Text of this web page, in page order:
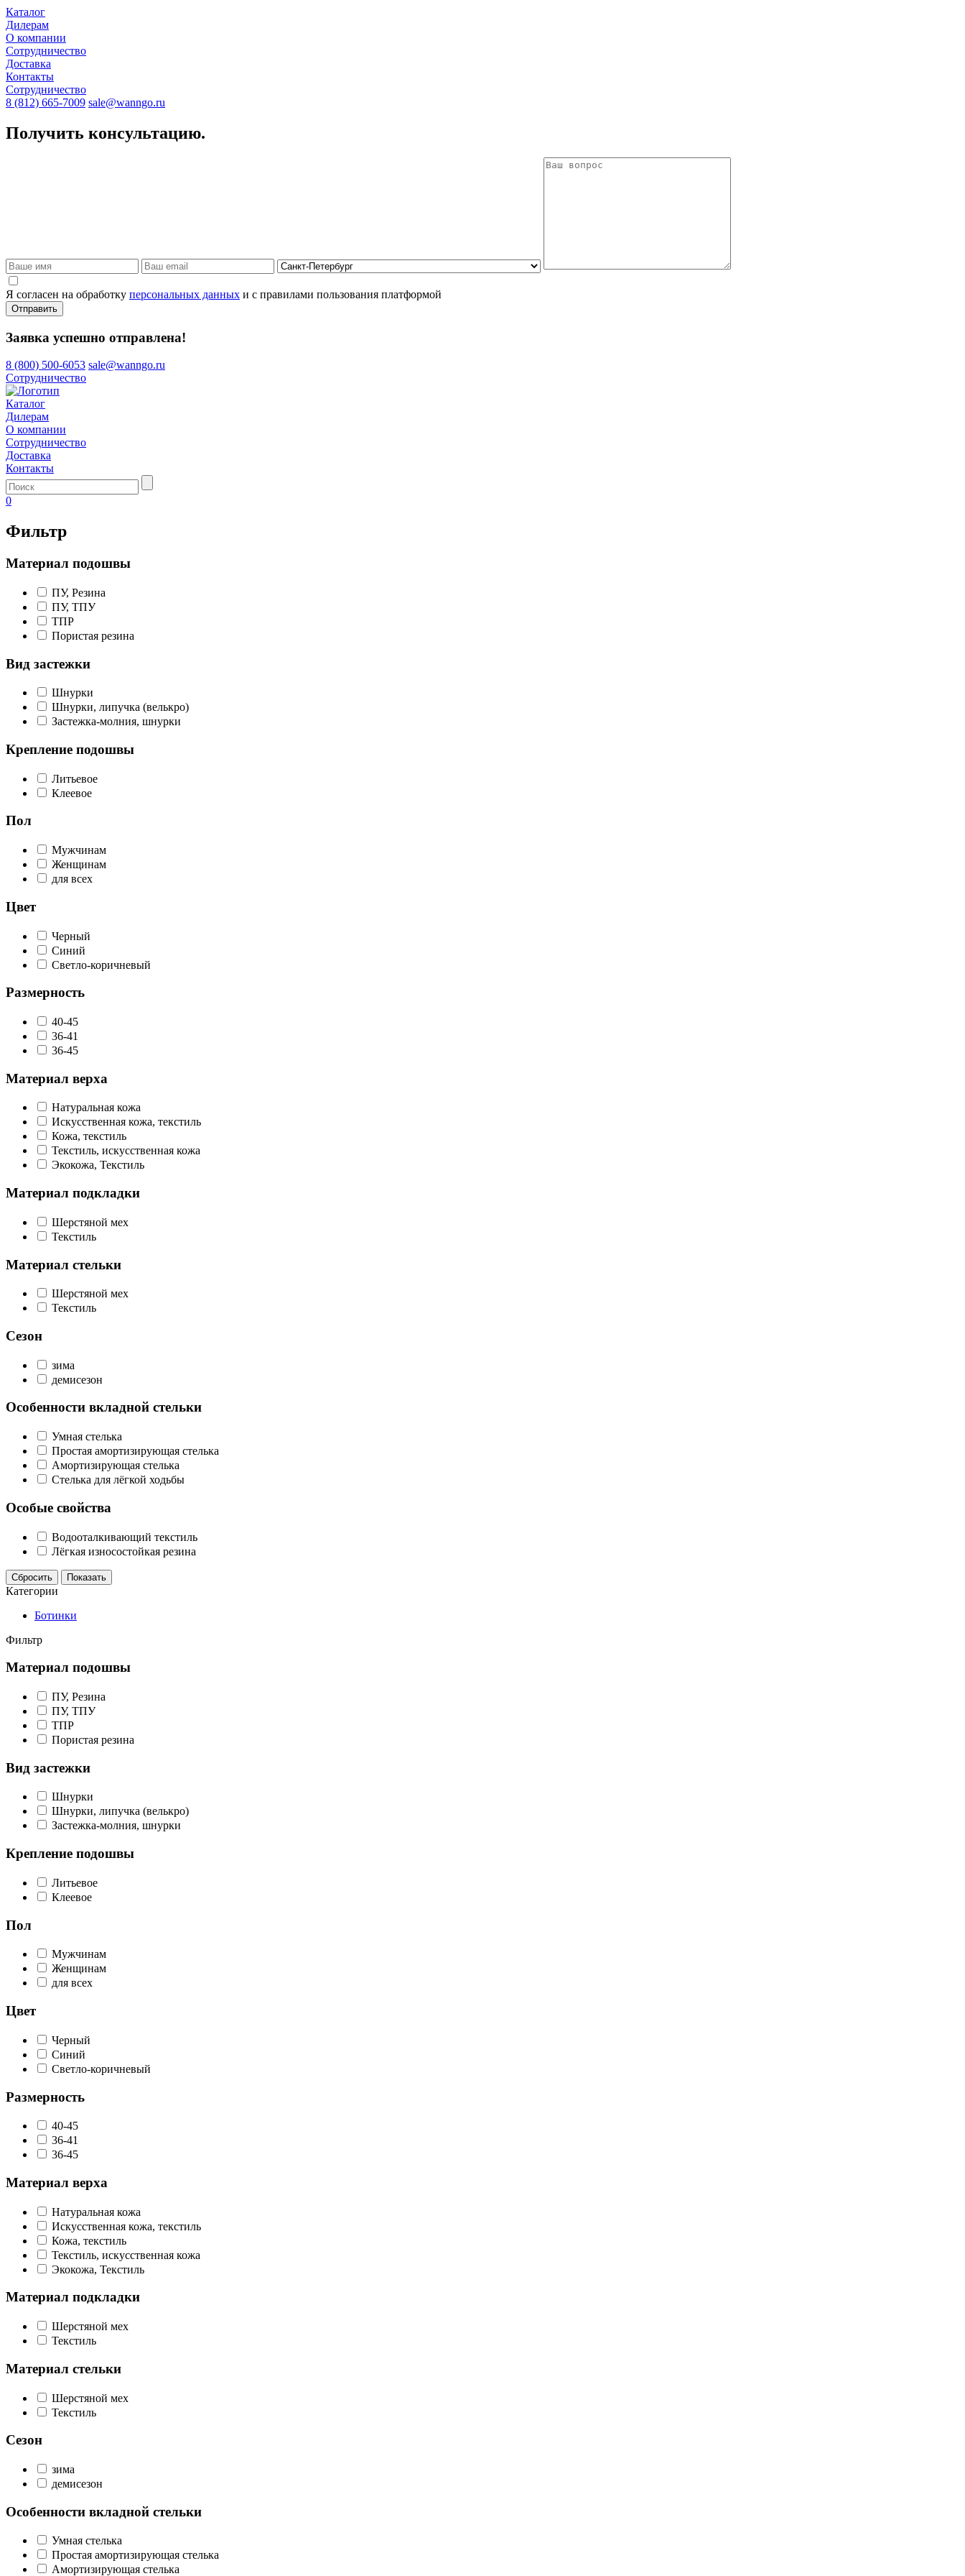
Каталог
Дилерам
О компании
Сотрудничество
Доставка
Контакты
Сотрудничество
8 (812) 665-7009 sale@wanngo.ru
Получить консультацию.
Я согласен на обработку персональных данных и с правилами пользования платформой
Отправить
Заявка успешно отправлена!
8 (800) 500-6053 sale@wanngo.ru
Сотрудничество
Каталог
Дилерам
О компании
Сотрудничество
Доставка
Контакты
0
Фильтр
Материал подошвы
ПУ, Резина
ПУ, ТПУ
ТПР
Пористая резина
Вид застежки
Шнурки
Шнурки, липучка (велькро)
Застежка-молния, шнурки
Крепление подошвы
Литьевое
Клеевое
Пол
Мужчинам
Женщинам
для всех
Цвет
Черный
Синий
Светло-коричневый
Размерность
40-45
36-41
36-45
Материал верха
Натуральная кожа
Искусственная кожа, текстиль
Кожа, текстиль
Текстиль, искусственная кожа
Экокожа, Текстиль
Материал подкладки
Шерстяной мех
Текстиль
Материал стельки
Шерстяной мех
Текстиль
Сезон
зима
демисезон
Особенности вкладной стельки
Умная стелька
Простая амортизирующая стелька
Амортизирующая стелька
Стелька для лёгкой ходьбы
Особые свойства
Водооталкивающий текстиль
Лёгкая износостойкая резина
Сбросить Показать
Категории
Ботинки
Фильтр
Материал подошвы
ПУ, Резина
ПУ, ТПУ
ТПР
Пористая резина
Вид застежки
Шнурки
Шнурки, липучка (велькро)
Застежка-молния, шнурки
Крепление подошвы
Литьевое
Клеевое
Пол
Мужчинам
Женщинам
для всех
Цвет
Черный
Синий
Светло-коричневый
Размерность
40-45
36-41
36-45
Материал верха
Натуральная кожа
Искусственная кожа, текстиль
Кожа, текстиль
Текстиль, искусственная кожа
Экокожа, Текстиль
Материал подкладки
Шерстяной мех
Текстиль
Материал стельки
Шерстяной мех
Текстиль
Сезон
зима
демисезон
Особенности вкладной стельки
Умная стелька
Простая амортизирующая стелька
Амортизирующая стелька